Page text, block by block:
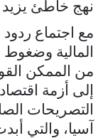
نهج خاطئ يزيد
مع اجتماع
المالية
من الممكن
إلى أزمة
التصريحات
آسيا، والتي